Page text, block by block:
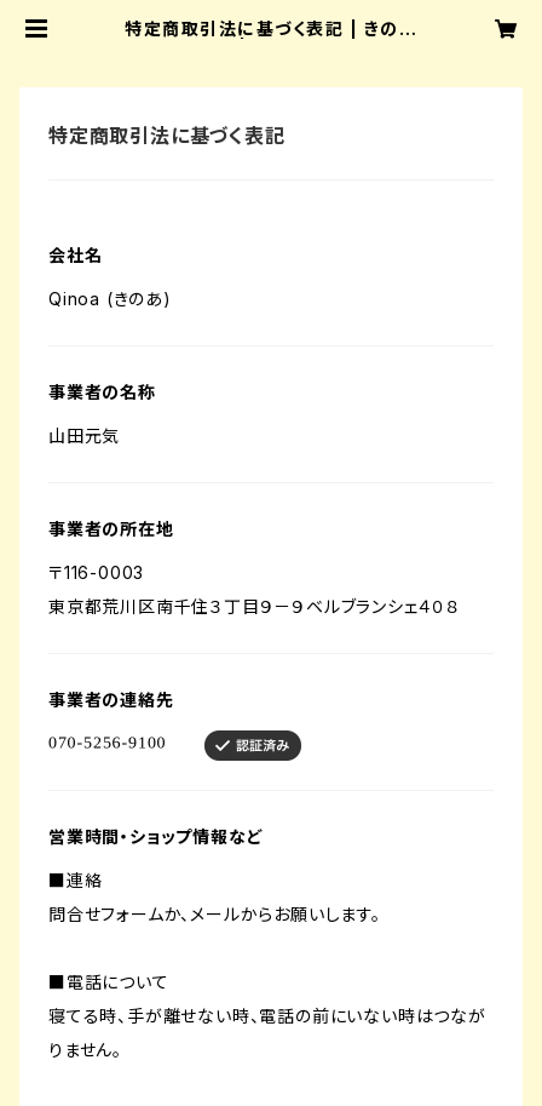
特定商取引法に基づく表記 | きのあ
特定商取引法に基づく表記
会社名
Qinoa (きのあ)
事業者の名称
山田元気
事業者の所在地
〒116-0003
東京都荒川区南千住３丁目９－９ベルブランシェ４０８
事業者の連絡先
営業時間・ショップ情報など
■連絡
問合せフォームか、メールからお願いします。
■電話について
寝てる時、手が離せない時、電話の前にいない時はつなが
りません。